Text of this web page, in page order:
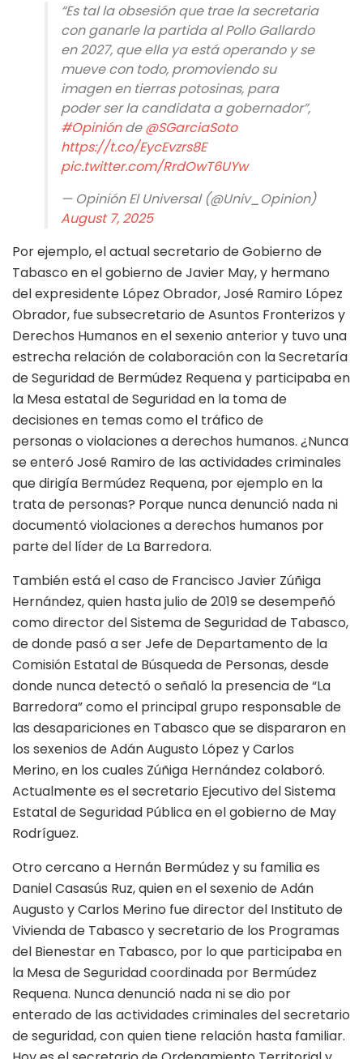
“Es tal la obsesión que trae la secretaria
con ganarle la partida al Pollo Gallardo
en 2027, que ella ya está operando y se
mueve con todo, promoviendo su
imagen en tierras potosinas, para
poder ser la candidata a gobernador”,
#Opiniónde@SGarciaSoto
https://t.co/EycEvzrs8E
pic.twitter.com/RrdOwT6UYw
— Opinión El Universal (@Univ_Opinion)
August 7, 2025
Por ejemplo, el actual secretario de Gobierno de
Tabasco en el gobierno de Javier May, y hermano
del expresidente López Obrador, José Ramiro López
Obrador, fue subsecretario de Asuntos Fronterizos y
Derechos Humanos en el sexenio anterior y tuvo una
estrecha relación de colaboración con la Secretaría
de Seguridad de Bermúdez Requena y participaba en
la Mesa estatal de Seguridad en la toma de
decisiones en temas como el tráfico de
personas o violaciones a derechos humanos. ¿Nunca
se enteró José Ramiro de las actividades criminales
que dirigía Bermúdez Requena, por ejemplo en la
trata de personas? Porque nunca denunció nada ni
documentó violaciones a derechos humanos por
parte del líder de La Barredora.
También está el caso de Francisco Javier Zúñiga
Hernández, quien hasta julio de 2019 se desempeñó
como director del Sistema de Seguridad de Tabasco,
de donde pasó a ser Jefe de Departamento de la
Comisión Estatal de Búsqueda de Personas, desde
donde nunca detectó o señaló la presencia de “La
Barredora” como el principal grupo responsable de
las desapariciones en Tabasco que se dispararon en
los sexenios de Adán Augusto López y Carlos
Merino, en los cuales Zúñiga Hernández colaboró.
Actualmente es el secretario Ejecutivo del Sistema
Estatal de Seguridad Pública en el gobierno de May
Rodríguez.
Otro cercano a Hernán Bermúdez y su familia es
Daniel Casasús Ruz, quien en el sexenio de Adán
Augusto y Carlos Merino fue director del Instituto de
Vivienda de Tabasco y secretario de los Programas
del Bienestar en Tabasco, por lo que participaba en
la Mesa de Seguridad coordinada por Bermúdez
Requena. Nunca denunció nada ni se dio por
enterado de las actividades criminales del secretario
de seguridad, con quien tiene relación hasta familiar.